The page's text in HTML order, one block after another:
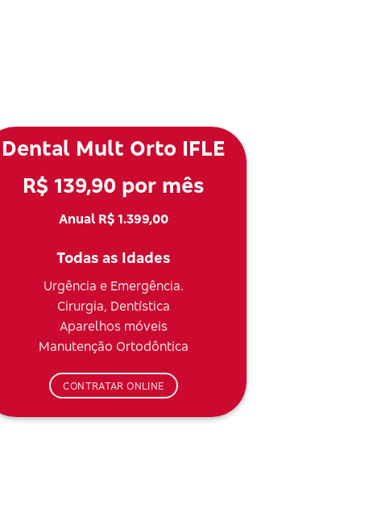
Dental Mult Orto IFLE
R$ 139,90 por mês
Anual R$ 1.399,00
Todas as Idades
Urgência e Emergência.
Cirurgia, Dentística
Aparelhos móveis
Manutenção Ortodôntica
CONTRATAR ONLINE